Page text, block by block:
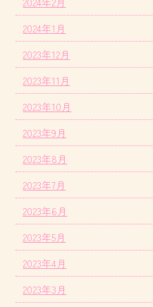
2024年1月
2023年12月
2023年11月
2023年10月
2023年9月
2023年8月
2023年7月
2023年6月
2023年5月
2023年4月
2023年3月